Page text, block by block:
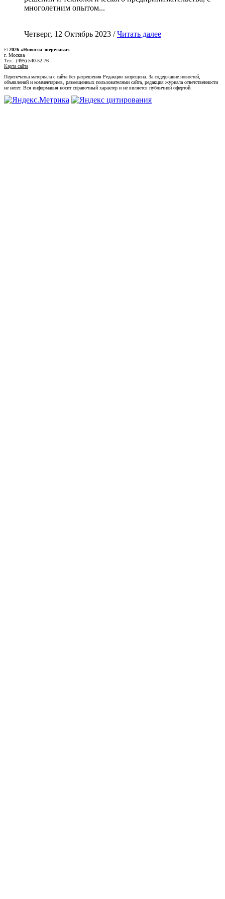
многолетним опытом...
Четверг, 12 Октябрь 2023 /Читать далее
© 2026 «Новости энеретики»
г. Москва
Тел.: (495) 540-52-76
Карта сайта
Перепечатка материала с сайта без разрешения Редакции запрещена. За содержание новостей,
объявлений и комментариев, размещенных пользователями сайта, редакция журнала ответственности
не несет. Вся информация носит справочный характер и не является публичной офертой.